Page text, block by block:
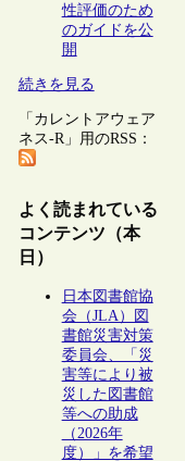
性評価のため
のガイドを公
開
続きを見る
「カレントアウェア
ネス-R」用のRSS：
よく読まれている
コンテンツ（本
日）
日本図書館協
会（JLA）図
書館災害対策
委員会、「災
害等により被
災した図書館
等への助成
（2026年
度）」を希望